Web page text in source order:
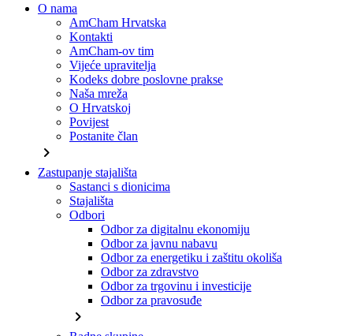
O nama
AmCham Hrvatska
Kontakti
AmCham-ov tim
Vijeće upravitelja
Kodeks dobre poslovne prakse
Naša mreža
O Hrvatskoj
Povijest
Postanite član
chevron_right
Zastupanje stajališta
Sastanci s dionicima
Stajališta
Odbori
Odbor za digitalnu ekonomiju
Odbor za javnu nabavu
Odbor za energetiku i zaštitu okoliša
Odbor za zdravstvo
Odbor za trgovinu i investicije
Odbor za pravosuđe
chevron_right